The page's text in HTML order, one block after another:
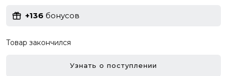
+136 бонусов
Товар закончился
Узнать о поступлении